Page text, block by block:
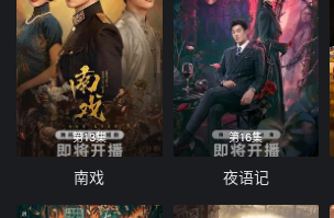
第13集
南戏
第16集
夜语记